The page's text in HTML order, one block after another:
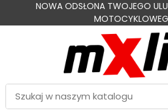
NOWA ODSŁONA TWOJEGO